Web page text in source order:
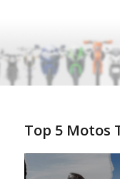
Top 5 Motos